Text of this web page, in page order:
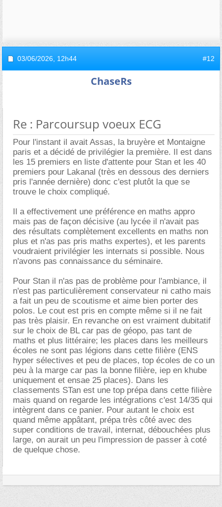
03/06/2026, 12h44 #12
ChaseRs
Re : Parcoursup voeux ECG
Pour l'instant il avait Assas, la bruyère et Montaigne
paris et a décidé de privilégier la première. Il est dans
les 15 premiers en liste d'attente pour Stan et les 40
premiers pour Lakanal (très en dessous des derniers
pris l'année dernière) donc c'est plutôt la que se
trouve le choix compliqué.
Il a effectivement une préférence en maths appro
mais pas de façon décisive (au lycée il n'avait pas
des résultats complètement excellents en maths non
plus et n'as pas pris maths expertes), et les parents
voudraient privilégier les internats si possible. Nous
n'avons pas connaissance du séminaire.
Pour Stan il n'as pas de problème pour l'ambiance, il
n'est pas particulièrement conservateur ni catho mais
a fait un peu de scoutisme et aime bien porter des
polos. Le cout est pris en compte même si il ne fait
pas très plaisir. En revanche on est vraiment dubitatif
sur le choix de BL car pas de géopo, pas tant de
maths et plus littéraire; les places dans les meilleurs
écoles ne sont pas légions dans cette filière (ENS
hyper sélectives et peu de places, top écoles de co un
peu à la marge car pas la bonne filière, iep en khube
uniquement et ensae 25 places). Dans les
classements STan est une top prépa dans cette filière
mais quand on regarde les intégrations c'est 14/35 qui
intègrent dans ce panier. Pour autant le choix est
quand même appâtant, prépa très côté avec des
super conditions de travail, internat, débouchées plus
large, on aurait un peu l'impression de passer à coté
de quelque chose.